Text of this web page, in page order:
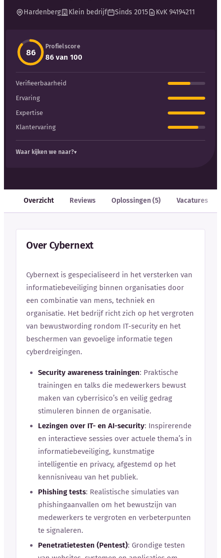
Bedrijfsupdates
Externe bronnen
Woordenboek
Auteurs
Hardenberg Klein bedrijf Sinds 2015 KvK 94194211
86
Profielscore
86 van 100
Verifieerbaarheid
Ervaring
Expertise
Klantervaring
Waar kijken we naar?
Overzicht Reviews Oplossingen (5) Vacatures
Over Cybernext
Cybernext is gespecialiseerd in het versterken van
informatiebeveiliging binnen organisaties door
een combinatie van mens, techniek en
organisatie. Het bedrijf richt zich op het vergroten
van bewustwording rondom IT-security en het
beschermen van gevoelige informatie tegen
cyberdreigingen.
Security awareness trainingen: Praktische
trainingen en talks die medewerkers bewust
maken van cyberrisico’s en veilig gedrag
stimuleren binnen de organisatie.
Lezingen over IT- en AI-security: Inspirerende
en interactieve sessies over actuele thema’s in
informatiebeveiliging, kunstmatige
intelligentie en privacy, afgestemd op het
kennisniveau van het publiek.
Phishing tests: Realistische simulaties van
phishingaanvallen om het bewustzijn van
medewerkers te vergroten en verbeterpunten
te signaleren.
Penetratietesten (Pentest): Grondige testen